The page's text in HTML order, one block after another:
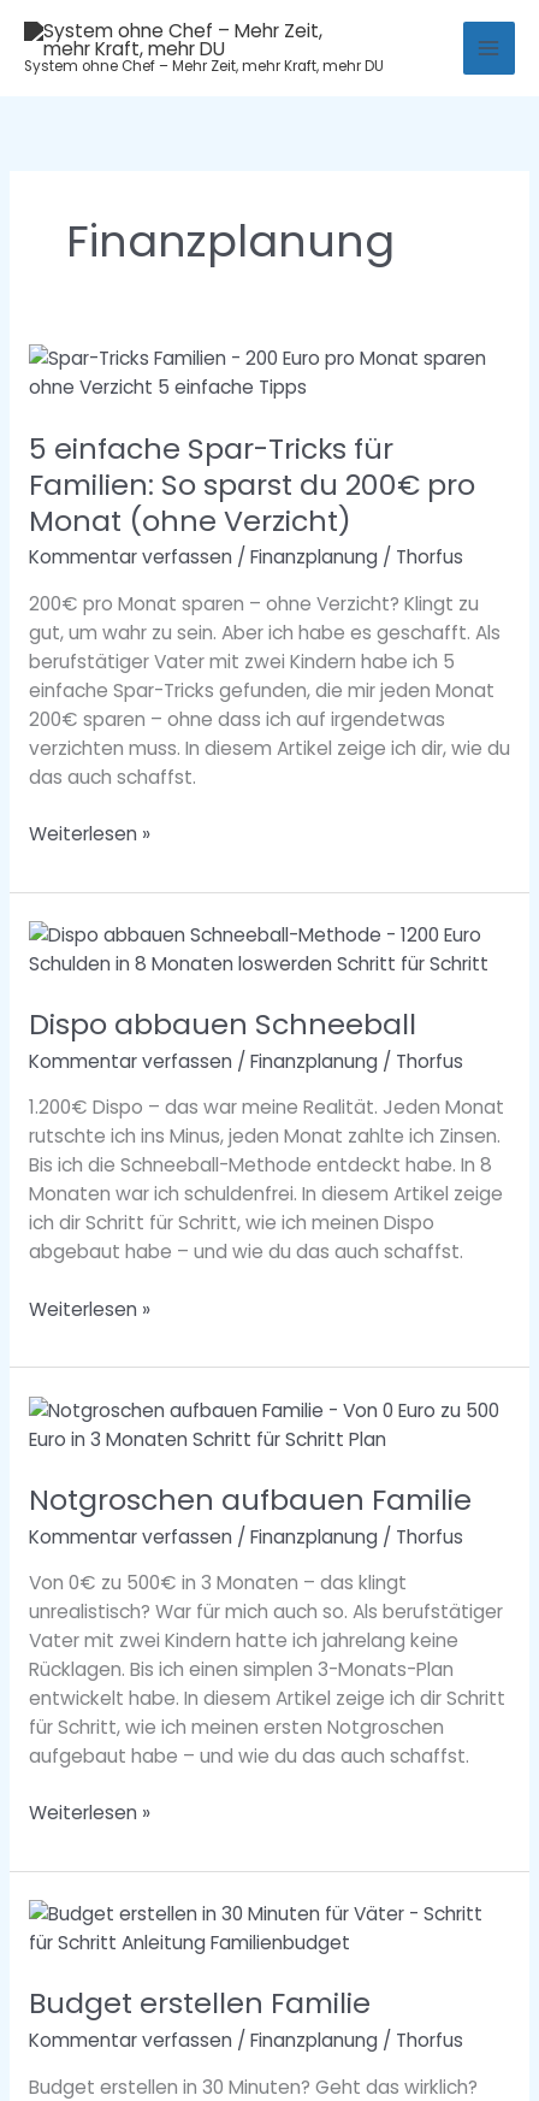
Inhalt
springen
System ohne Chef – Mehr Zeit, mehr Kraft, mehr DU
Finanzplanung
5 einfache Spar-Tricks für
Familien: So sparst du 200€ pro
Monat (ohne Verzicht)
Kommentar verfassen / Finanzplanung / Thorfus
200€ pro Monat sparen – ohne Verzicht? Klingt zu
gut, um wahr zu sein. Aber ich habe es geschafft. Als
berufstätiger Vater mit zwei Kindern habe ich 5
einfache Spar-Tricks gefunden, die mir jeden Monat
200€ sparen – ohne dass ich auf irgendetwas
verzichten muss. In diesem Artikel zeige ich dir, wie du
das auch schaffst.
5
einfache
Tricks
für
Familien:
So
sparst
200€
pro
Monat
(ohne
Verzicht)
Weiterlesen »
Dispo abbauen Schneeball
Kommentar verfassen / Finanzplanung / Thorfus
1.200€ Dispo – das war meine Realität. Jeden Monat
rutschte ich ins Minus, jeden Monat zahlte ich Zinsen.
Bis ich die Schneeball-Methode entdeckt habe. In 8
Monaten war ich schuldenfrei. In diesem Artikel zeige
ich dir Schritt für Schritt, wie ich meinen Dispo
abgebaut habe – und wie du das auch schaffst.
Dispo
abbauen
Weiterlesen »
Notgroschen aufbauen Familie
Kommentar verfassen / Finanzplanung / Thorfus
Von 0€ zu 500€ in 3 Monaten – das klingt
unrealistisch? War für mich auch so. Als berufstätiger
Vater mit zwei Kindern hatte ich jahrelang keine
Rücklagen. Bis ich einen simplen 3-Monats-Plan
entwickelt habe. In diesem Artikel zeige ich dir Schritt
für Schritt, wie ich meinen ersten Notgroschen
aufgebaut habe – und wie du das auch schaffst.
Notgroschen
aufbauen
Weiterlesen »
Budget erstellen Familie
Kommentar verfassen / Finanzplanung / Thorfus
Budget erstellen in 30 Minuten? Geht das wirklich?
Budget
erstellen